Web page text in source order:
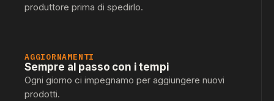
produttore prima di spedirlo.
AGGIORNAMENTI
Sempre al passo con i tempi
Ogni giorno ci impegnamo per aggiungere nuovi
prodotti.